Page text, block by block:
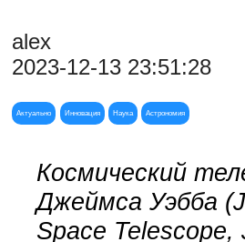
alex
2023-12-13 23:51:28
Актуально Инновация Наука Астрономия
Космический
Джеймса Уэбба
Space Telescope,